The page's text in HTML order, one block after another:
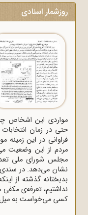
روزشمار اسنادی
مواردی این اشخاص
حتی در زمان
فراوانی در این
مردم از این وضعیت
مجلس شورای ملی
بدبختانه گذشته از
نداشتیم، تعرفه‌ی
کسی می‌خواست به